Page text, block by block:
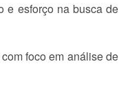
e esforço na busca de
foco em análise de